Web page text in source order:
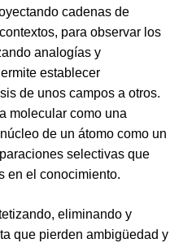
cadenas de
para observar los
analogías y
establecer
de unos campos a otros.
molecular como una
de un átomo como un
selectivas que
en el conocimiento.
eliminando y
que pierden ambigüedad y